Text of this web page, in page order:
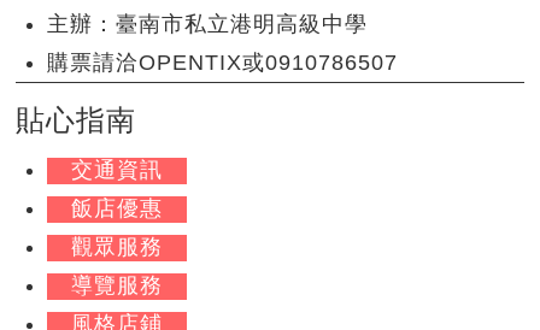
主辦：臺南市私立港明高級中學
購票請洽OPENTIX或0910786507
貼心指南
交通資訊
飯店優惠
觀眾服務
導覽服務
風格店鋪